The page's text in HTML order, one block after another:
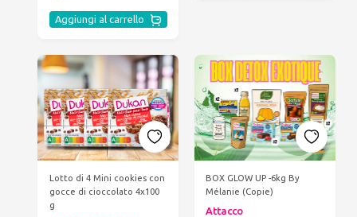
Aggiungi al carrello
Lotto di 4 Mini cookies con
gocce di cioccolato 4x100
g
BOX GLOW UP -6kg By
Mélanie (Copie)
Attacco